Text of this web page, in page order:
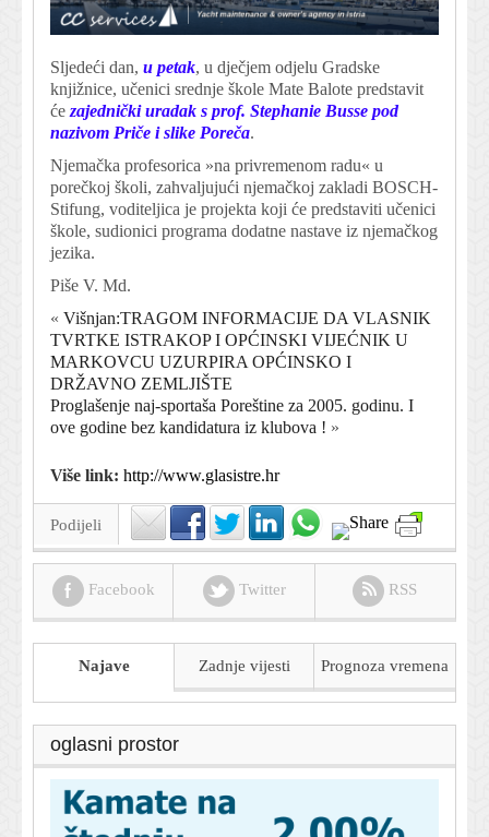
Sljedeći dan, u petak, u dječjem odjelu Gradske
knjižnice, učenici srednje škole Mate Balote predstavit
će zajednički uradak s prof. Stephanie Busse pod
nazivom Priče i slike Poreča.
Njemačka profesorica »na privremenom radu« u
porečkoj školi, zahvaljujući njemačkoj zakladi BOSCH-
Stifung, voditeljica je projekta koji će predstaviti učenici
škole, sudionici programa dodatne nastave iz njemačkog
jezika.
Piše V. Md.
« Višnjan:TRAGOM INFORMACIJE DA VLASNIK
TVRTKE ISTRAKOP I OPĆINSKI VIJEĆNIK U
MARKOVCU UZURPIRA OPĆINSKO I
DRŽAVNO ZEMLJIŠTE
Proglašenje naj-sportaša Poreštine za 2005. godinu. I
ove godine bez kandidatura iz klubova ! »
Više link: http://www.glasistre.hr
Podijeli
Facebook Twitter RSS
Najave Zadnje vijesti Prognoza vremena
oglasni prostor